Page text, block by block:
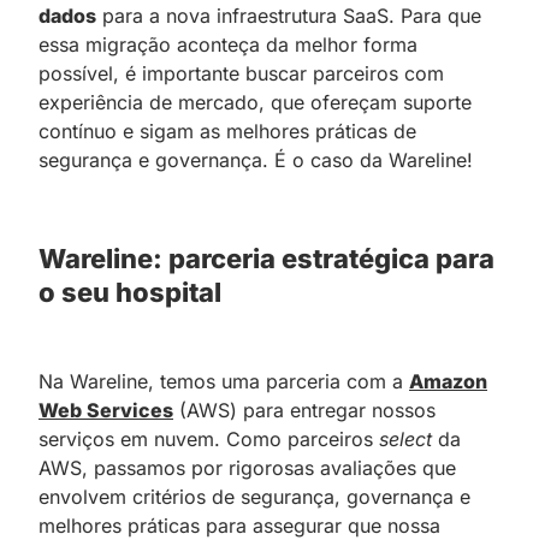
dados para a nova infraestrutura SaaS. Para que
essa migração aconteça da melhor forma
possível, é importante buscar parceiros com
experiência de mercado, que ofereçam suporte
contínuo e sigam as melhores práticas de
segurança e governança. É o caso da Wareline!
Wareline: parceria estratégica para
o seu hospital
Na Wareline, temos uma parceria com a Amazon
Web Services (AWS) para entregar nossos
serviços em nuvem. Como parceiros selectda
AWS, passamos por rigorosas avaliações que
envolvem critérios de segurança, governança e
melhores práticas para assegurar que nossa